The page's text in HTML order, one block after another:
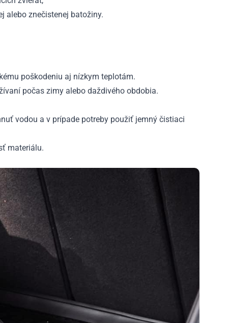
alebo znečistenej batožiny.
poškodeniu aj nízkym teplotám.
počas zimy alebo daždivého obdobia.
vodou a v prípade potreby použiť jemný čistiaci
materiálu.